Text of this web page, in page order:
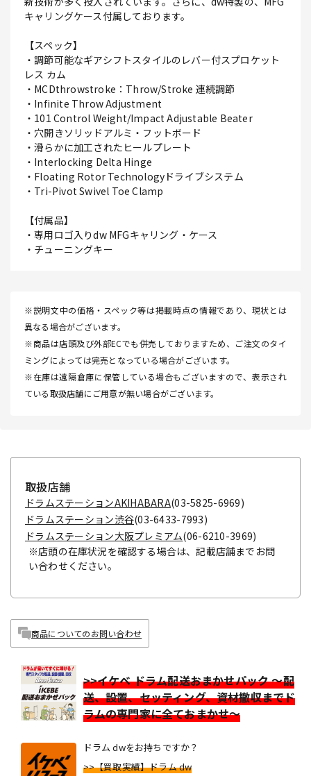
キャリングケース付属しております。
【スペック】
・調節可能なギアシフトスタイルのレバー付スプロケット
レス カム
・MCDthrowstroke：Throw/Stroke 連続調節
・Infinite Throw Adjustment
・101 Control Weight/Impact Adjustable Beater
・穴開きソリッドアルミ・フットボード
・滑らかに加工されたヒールプレート
・Interlocking Delta Hinge
・Floating Rotor Technologyドライブシステム
・Tri-Pivot Swivel Toe Clamp
【付属品】
・専用ロゴ入りdw MFGキャリング・ケース
・チューニングキー
※説明文中の価格・スペック等は掲載時点の情報であり、現状とは
異なる場合がございます。
※商品は店頭及び外部ECでも併売しておりますため、ご注文のタイ
ミングによっては完売となっている場合がございます。
※在庫は遠隔倉庫に保管している場合もございますので、表示され
ている取扱店舗にご用意が無い場合がございます。
取扱店舗
ドラムステーションAKIHABARA(03-5825-6969)
ドラムステーション渋谷(03-6433-7993)
ドラムステーション大阪プレミアム(06-6210-3969)
※店頭の在庫状況を確認する場合は、記載店舗までお問
い合わせください。
商品についてのお問い合わせ
>>イケベ ドラム配送おまかせパック ～配
送、設置、セッティング、資材撤収までド
ラムの専門家に全ておまかせ～
ドラム dwをお持ちですか？
>>【買取実績】ドラム dw